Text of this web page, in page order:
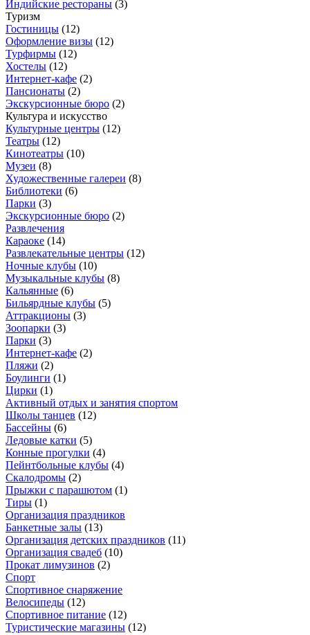
Индийские рестораны (3)
Туризм
Гостиницы (12)
Оформление визы (12)
Турфирмы (12)
Хостелы (12)
Интернет-кафе (2)
Пансионаты (2)
Экскурсионные бюро (2)
Культура и искусство
Культурные центры (12)
Театры (12)
Кинотеатры (10)
Музеи (8)
Художественные галереи (8)
Библиотеки (6)
Парки (3)
Экскурсионные бюро (2)
Развлечения
Караоке (14)
Развлекательные центры (12)
Ночные клубы (10)
Музыкальные клубы (8)
Кальянные (6)
Бильярдные клубы (5)
Аттракционы (3)
Зоопарки (3)
Парки (3)
Интернет-кафе (2)
Пляжи (2)
Боулинги (1)
Цирки (1)
Активный отдых и занятия спортом
Школы танцев (12)
Бассейны (6)
Ледовые катки (5)
Конные прогулки (4)
Пейнтбольные клубы (4)
Скалодромы (2)
Прыжки с парашютом (1)
Тиры (1)
Организация праздников
Банкетные залы (13)
Организация детских праздников (11)
Организация свадеб (10)
Прокат лимузинов (2)
Спорт
Спортивное снаряжение
Велосипеды (12)
Спортивное питание (12)
Туристические магазины (12)